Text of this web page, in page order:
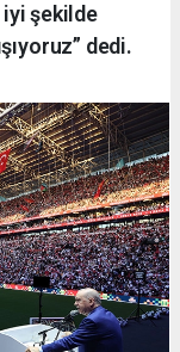
iyi şekilde
dedi.